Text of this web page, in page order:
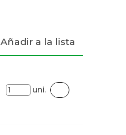
Añadir a la lista
uni.